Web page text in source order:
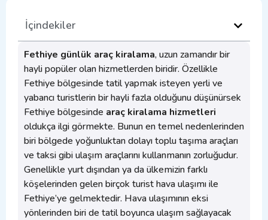
İçindekiler
Fethiye günlük araç kiralama, uzun zamandır bir
hayli popüler olan hizmetlerden biridir. Özellikle
Fethiye bölgesinde tatil yapmak isteyen yerli ve
yabancı turistlerin bir hayli fazla olduğunu düşünürsek
Fethiye bölgesinde araç kiralama hizmetleri
oldukça ilgi görmekte. Bunun en temel nedenlerinden
biri bölgede yoğunluktan dolayı toplu taşıma araçları
ve taksi gibi ulaşım araçlarını kullanmanın zorluğudur.
Genellikle yurt dışından ya da ülkemizin farklı
köşelerinden gelen birçok turist hava ulaşımı ile
Fethiye’ye gelmektedir. Hava ulaşımının eksi
yönlerinden biri de tatil boyunca ulaşım sağlayacak